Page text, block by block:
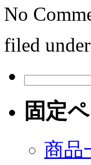
No
filed
固定
商品